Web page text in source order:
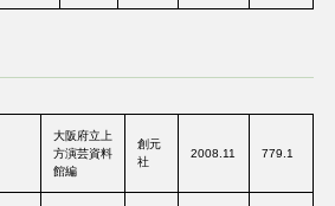
大阪府立上
方演芸資料
館編
創元
社
2008.11 779.1